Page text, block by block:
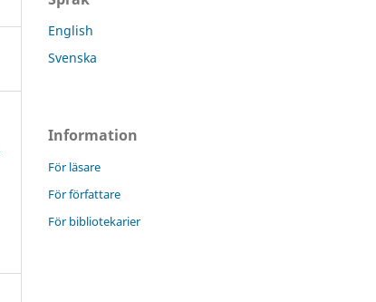
English
Svenska
Information
För läsare
För författare
För bibliotekarier